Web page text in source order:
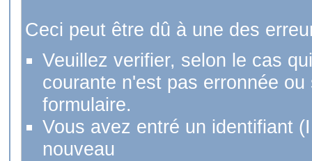
Ceci peut être dû à une des
Veuillez verifier, selon le cas
courante n'est pas erronnée
formulaire.
Vous avez entré un identifiant
nouveau